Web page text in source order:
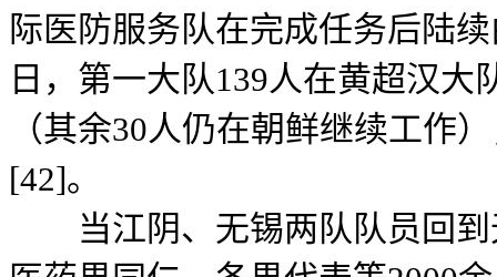
际医防服务队在完成任务后陆
日，第一大队139人在黄超汉大
（其余30人仍在朝鲜继续工作
[42]。
当江阴、无锡两队队员回到